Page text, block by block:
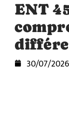
ENT
30/07/2026